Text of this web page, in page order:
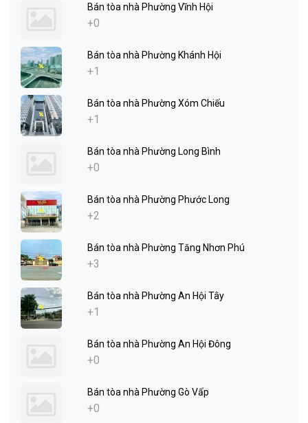
Bán tòa nhà Phường Vĩnh Hội
+0
Bán tòa nhà Phường Khánh Hội
+1
Bán tòa nhà Phường Xóm Chiếu
+1
Bán tòa nhà Phường Long Bình
+0
Bán tòa nhà Phường Phước Long
+2
Bán tòa nhà Phường Tăng Nhơn Phú
+3
Bán tòa nhà Phường An Hội Tây
+1
Bán tòa nhà Phường An Hội Đông
+0
Bán tòa nhà Phường Gò Vấp
+0